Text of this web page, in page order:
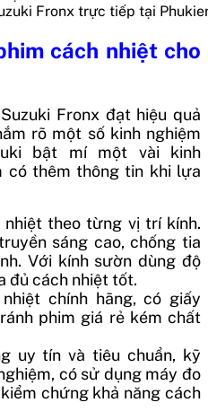
Fronx trực tiếp tại
cách nhiệt cho
Fronx đạt hiệu quả
rõ một số kinh nghiệm
bật mí một vài kinh
có thêm thông tin khi lựa
nhiệt theo từng vị trí kính.
sáng cao, chống tia
Với kính sườn dùng độ
đủ cách nhiệt tốt.
chính hãng, có giấy
phim giá rẻ kém chất
uy tín và tiêu chuẩn, kỹ
có sử dụng máy đo
chứng khả năng cách